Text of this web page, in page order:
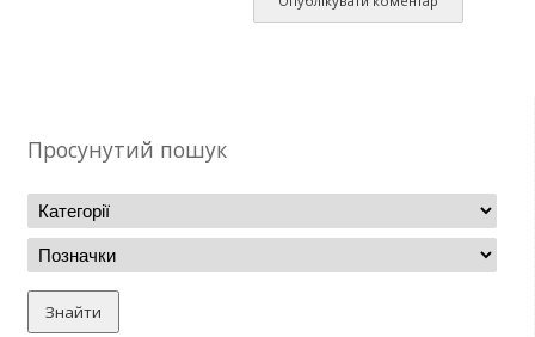
Просунутий пошук